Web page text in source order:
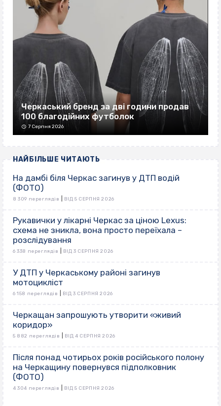
Черкаський бренд за дві години продав
100 благодійних футболок
7 Серпня 2026
НАЙБІЛЬШЕ ЧИТАЮТЬ
На дамбі біля Черкас загинув у ДТП водій
(ФОТО)
8 309 переглядів ВІД 5 СЕРПНЯ 2026
Рукавички у лікарні Черкас за ціною Lexus:
схема не зникла, вона просто переїхала –
розслідування
6 338 переглядів ВІД 3 СЕРПНЯ 2026
У ДТП у Черкаському районі загинув
мотоцикліст
6 158 переглядів ВІД 3 СЕРПНЯ 2026
Черкащан запрошують утворити «живий
коридор»
5 882 переглядів ВІД 4 СЕРПНЯ 2026
Після понад чотирьох років російського полону
на Черкащину повернувся підполковник
(ФОТО)
4 304 переглядів ВІД 5 СЕРПНЯ 2026